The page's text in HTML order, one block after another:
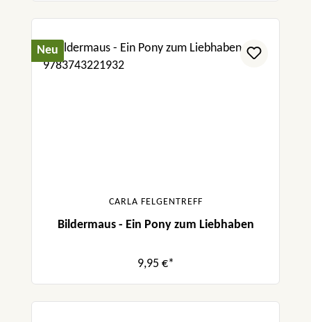
Neu
CARLA FELGENTREFF
Bildermaus - Ein Pony zum Liebhaben
9,95 €*